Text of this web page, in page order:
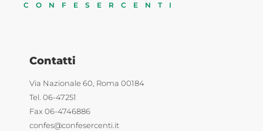
CONFESERCENTI
Contatti
Via Nazionale 60, Roma 00184
Tel. 06-47251
Fax 06-4746886
confes@confesercenti.it